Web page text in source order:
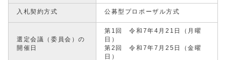
入札契約方式 公募型プロポーザル方式
選定会議（委員会）の
開催日
第1回 令和7年4月21日（月曜
日）
第2回 令和7年7月25日（金曜
日）